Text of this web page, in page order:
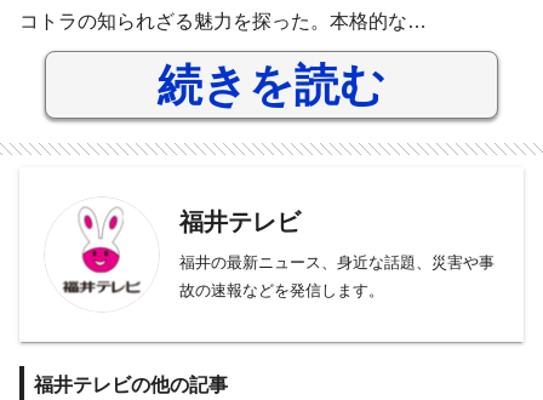
コトラの知られざる魅力を探った。本格的な…
続きを読む
福井テレビ
福井の最新ニュース、身近な話題、災害や事
故の速報などを発信します。
福井テレビの他の記事